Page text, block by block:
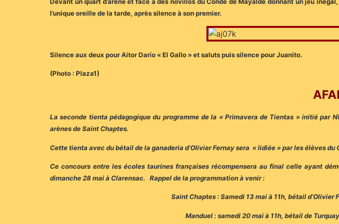
Devant un quart d’arène et face à des novillos du Conde de Mayalde donnant un jeu
l’unique oreille de la tarde, après silence à son premier.
Silence aux deux pour Aitor Darío « El Gallo » et saluts puis silence pour Juanito.
(Photo : Plaza1)
La seconde tienta pédagogique du programme de la « Primavera de Tientas » initié par
arènes de Saint Chaptes.
Cette tienta avec du bétail de la ganaderia d’Olivier Fernay sera « lidiée » par les élèves
Ce concours entre les écoles taurines françaises récompensera au final celle ayant
dimanche 28 mai à Clarensac. Rappel de la programmation à venir :
Saint Chaptes : Samedi 13 mai à 11h, bétail
Manduel : samedi 20 mai à 11h, bétail de